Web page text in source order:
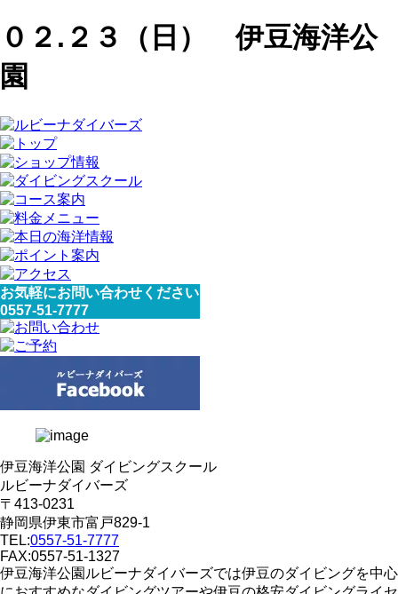
０２.２３（日） 伊豆海洋公
園
お気軽にお問い合わせください
0557-51-7777
伊豆海洋公園 ダイビングスクール
ルビーナダイバーズ
〒413-0231
静岡県伊東市富戸829-1
TEL:0557-51-7777
FAX:0557-51-1327
伊豆海洋公園ルビーナダイバーズでは伊豆のダイビングを中心